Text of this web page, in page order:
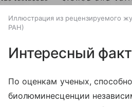
Иллюстрация из рецензируемого
РАН
Интересный факт
По оценкам ученых,
биолюминесценции